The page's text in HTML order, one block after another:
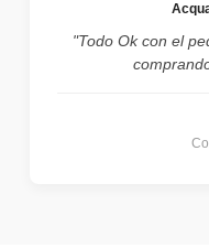
"Todo Ok con el